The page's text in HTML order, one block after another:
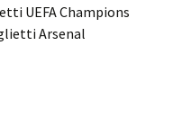
UEFA Champions
Arsenal